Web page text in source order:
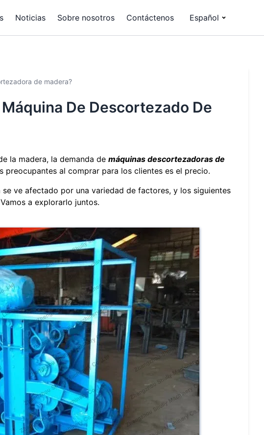
Noticias Sobre nosotros Contáctenos Español
de madera?
De Descortezado De
la madera, la demanda de máquinas descortezadoras de
preocupantes al comprar para los clientes es el precio.
ve afectado por una variedad de factores, y los siguientes
a explorarlo juntos.